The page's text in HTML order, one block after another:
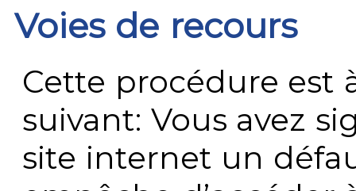
Voies de recours
Cette procédure est
suivant: Vous avez
site internet un